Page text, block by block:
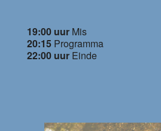
19:00 uurMis
20:15Programma
22:00 uurEinde